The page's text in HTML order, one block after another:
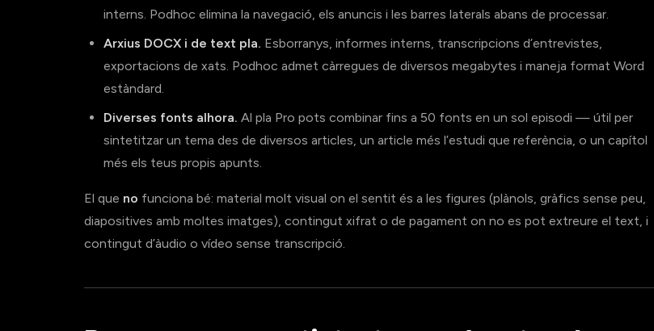
interns. Podhoc elimina la navegació, els anuncis i les barres laterals abans de processar.
Arxius DOCX i de text pla. Esborranys, informes interns, transcripcions d’entrevistes,
exportacions de xats. Podhoc admet càrregues de diversos megabytes i maneja format Word
estàndard.
Diverses fonts alhora. Al pla Pro pots combinar fins a 50 fonts en un sol episodi — útil per
sintetitzar un tema des de diversos articles, un article més l’estudi que referència, o un capítol
més els teus propis apunts.
El que no funciona bé: material molt visual on el sentit és a les figures (plànols, gràfics sense peu,
diapositives amb moltes imatges), contingut xifrat o de pagament on no es pot extreure el text, i
contingut d’àudio o vídeo sense transcripció.